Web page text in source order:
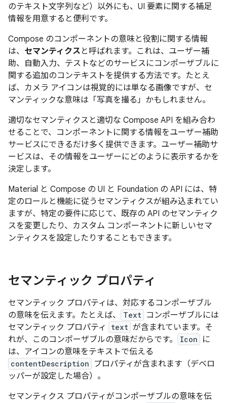
のテキスト文字列など）以外にも、UI 要素に関する補足
情報を用意すると便利です。
Compose のコンポーネントの意味と役割に関する情報
は、 セマンティクス と呼ばれます。これは、ユーザー補
助、自動入力、テストなどのサービスにコンポーザブルに
関する追加のコンテキストを提供する方法です。たとえ
ば、カメラ アイコンは視覚的には単なる画像ですが、セ
マンティックな意味は「写真を撮る」かもしれません。
適切なセマンティクスと適切な Compose API を組み合わ
せることで、コンポーネントに関する情報をユーザー補助
サービスにできるだけ多く提供できます。ユーザー補助サ
ービスは、その情報をユーザーにどのように表示するかを
決定します。
Material と Compose の UI と Foundation の API には、特
定のロールと機能に従うセマンティクスが組み込まれてい
ますが、特定の要件に応じて、既存の API のセマンティク
スを変更したり、カスタム コンポーネントに新しいセマ
ンティクスを設定したりすることもできます。
セマンティック プロパティ
セマンティック プロパティは、対応するコンポーザブル
の意味を伝えます。たとえば、
Text コンポーザブルには
セマンティック プロパティ
text が含まれています。そ
れが、このコンポーザブルの意味だからです。 Icon
に
は、アイコンの意味をテキストで伝える
contentDescription
プロパティが含まれます（デベロ
ッパーが設定した場合）。
セマンティクス プロパティがコンポーザブルの意味を伝